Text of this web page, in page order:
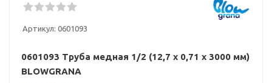
Артикул: 0601093
0601093 Труба медная 1/2 (12,7 х 0,71 х 3000 мм)
BLOWGRANA